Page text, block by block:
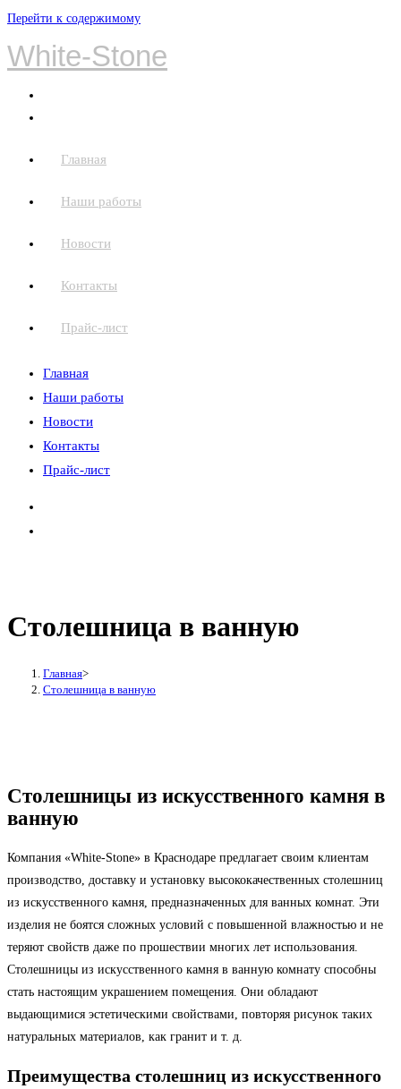
Перейти к содержимому
White-Stone
Главная
Наши работы
Новости
Контакты
Прайс-лист
Главная
Наши работы
Новости
Контакты
Прайс-лист
Столешница в ванную
Главная>
Столешница в ванную
Столешницы из искусственного камня в
ванную
Компания «White-Stone» в Краснодаре предлагает своим клиентам
производство, доставку и установку высококачественных столешниц
из искусственного камня, предназначенных для ванных комнат. Эти
изделия не боятся сложных условий с повышенной влажностью и не
теряют свойств даже по прошествии многих лет использования.
Столешницы из искусственного камня в ванную комнату способны
стать настоящим украшением помещения. Они обладают
выдающимися эстетическими свойствами, повторяя рисунок таких
натуральных материалов, как гранит и т. д.
Преимущества столешниц из искусственного